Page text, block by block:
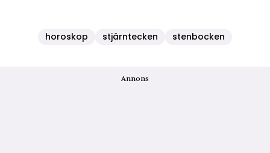
horoskop stjärntecken stenbocken
Annons